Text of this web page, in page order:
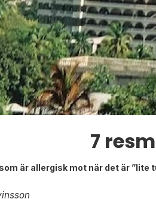
7
är allergisk mot när det är ”lite